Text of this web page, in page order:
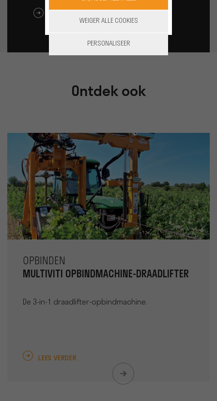
Ontdek ook
OPBINDEN
MULTIVITI OPBINDMACHINE-DRAADLIFTER
De 3-in-1 draadlifter-opbindmachine.
LEES VERDER
WEIGER ALLE COOKIES
PERSONALISEER